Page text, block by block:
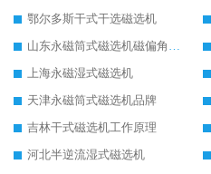
鄂尔多斯干式干选磁选机
山东永磁筒式磁选机磁偏角怎么调整
上海永磁湿式磁选机
天津永磁筒式磁选机品牌
吉林干式磁选机工作原理
河北半逆流湿式磁选机